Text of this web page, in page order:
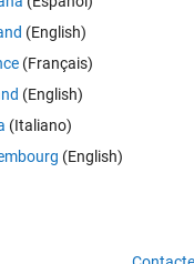
1,a-1));
(English)
(Français)
(English)
(Italiano)
(English)